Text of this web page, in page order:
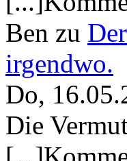
Ben zu
irgendwo.
Do,
Die